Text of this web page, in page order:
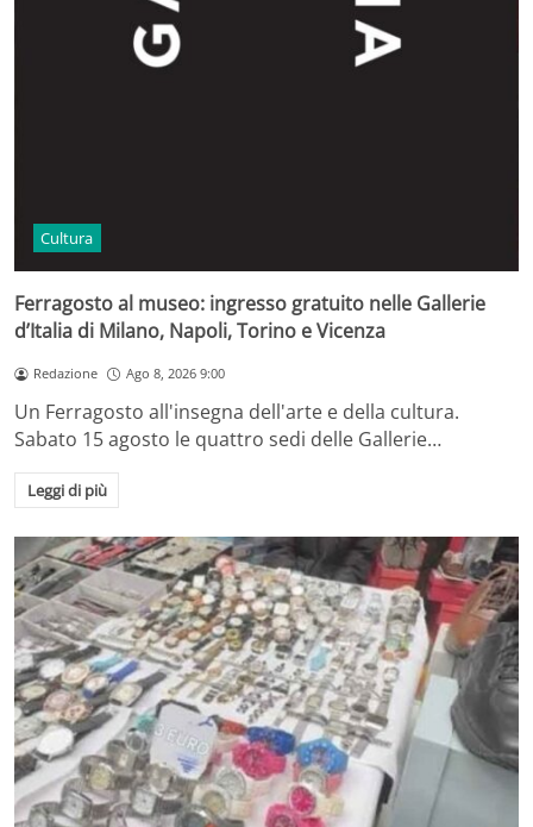
Cultura
Ferragosto al museo: ingresso gratuito nelle Gallerie
d’Italia di Milano, Napoli, Torino e Vicenza
Redazione Ago 8, 2026 9:00
Un Ferragosto all'insegna dell'arte e della cultura.
Sabato 15 agosto le quattro sedi delle Gallerie…
Leggi di più